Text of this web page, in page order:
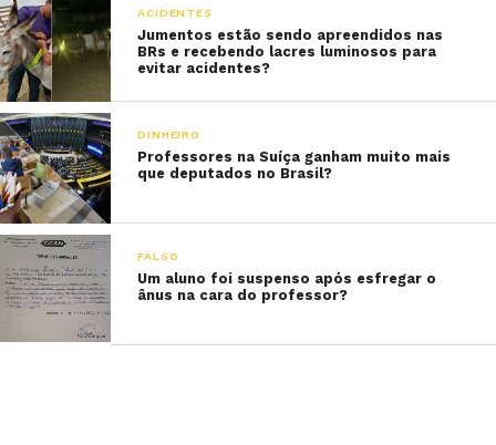
ACIDENTES
Jumentos estão sendo apreendidos nas
BRs e recebendo lacres luminosos para
evitar acidentes?
DINHEIRO
Professores na Suíça ganham muito mais
que deputados no Brasil?
FALSO
Um aluno foi suspenso após esfregar o
ânus na cara do professor?